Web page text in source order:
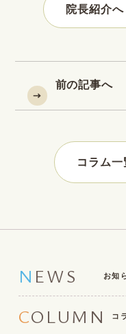
院長紹介へ
前の記事へ
コラム
NEWS お知
COLUMN コ